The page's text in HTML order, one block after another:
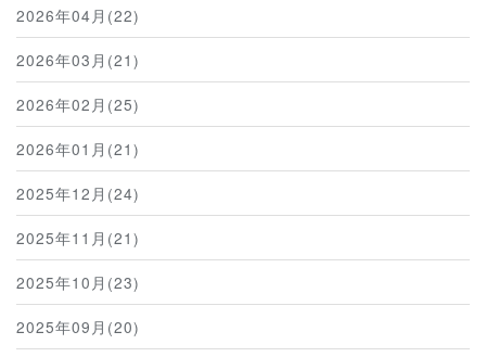
2026年04月(22)
2026年03月(21)
2026年02月(25)
2026年01月(21)
2025年12月(24)
2025年11月(21)
2025年10月(23)
2025年09月(20)